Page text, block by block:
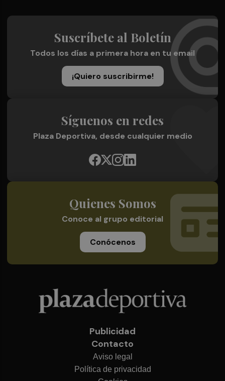
Suscríbete al Boletín
Todos los días a primera hora en tu email
¡Quiero suscribirme!
Síguenos en redes
Plaza Deportiva, desde cualquier medio
Quienes Somos
Conoce al grupo editorial
Conócenos
Publicidad
Contacto
Aviso legal
Política de privacidad